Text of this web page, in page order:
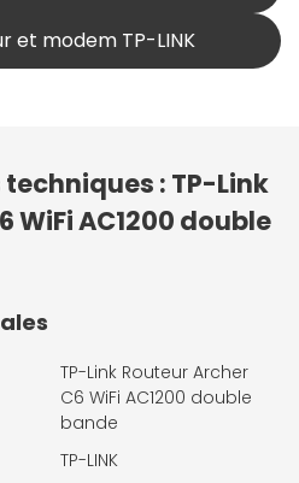
et modem TP-LINK
: TP-Link
WiFi AC1200 double
TP-Link Routeur Archer
C6 WiFi AC1200 double
bande
TP-LINK